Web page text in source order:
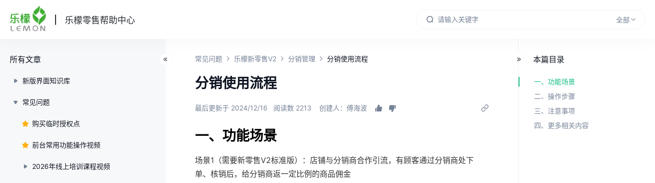
乐檬零售帮助中心 全部
所有文章
新版界面知识库
常见问题
购买临时授权点
前台常用功能操作视频
2026年线上培训课程视频
常见问题 乐檬新零售V2 分销管理 分销使用流程
分销使用流程
最后更新于 2024/12/16 阅读数 2213 创建人：傅海波
一、功能场景
场景1（需要新零售V2标准版）：店铺与分销商合作引流，有顾客通过分销商处下
单、核销后，给分销商返一定比例的商品佣金
本篇目录
一、功能场景
二、操作步骤
三、注意事项
四、更多相关内容